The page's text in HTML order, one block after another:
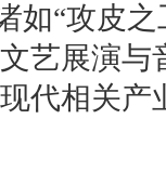
“攻皮之
艺展演
代相关